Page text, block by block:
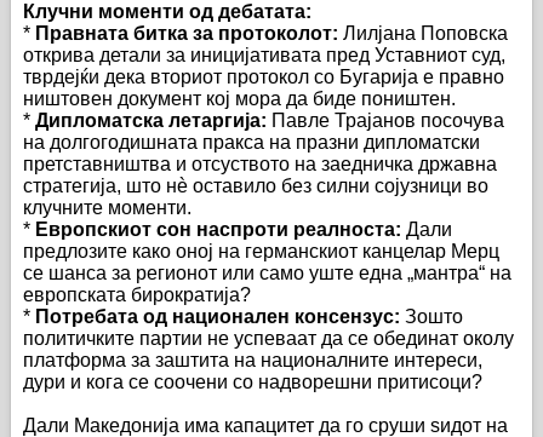
Клучни моменти од дебатата:
* Правната битка за протоколот: Лилјана Поповска
открива детали за иницијативата пред Уставниот суд,
тврдејќи дека вториот протокол со Бугарија е правно
ништовен документ кој мора да биде поништен.
* Дипломатска летаргија: Павле Трајанов посочува
на долгогодишната пракса на празни дипломатски
претставништва и отсуството на заедничка државна
стратегија, што нè оставило без силни сојузници во
клучните моменти.
* Европскиот сон наспроти реалноста: Дали
предлозите како оној на германскиот канцелар Мерц
се шанса за регионот или само уште една „мантра“ на
европската бирократија?
* Потребата од национален консензус: Зошто
политичките партии не успеваат да се обединат околу
платформа за заштита на националните интереси,
дури и кога се соочени со надворешни притисоци?
Дали Македонија има капацитет да го сруши ѕидот на